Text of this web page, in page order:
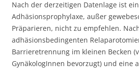
Nach der derzeitigen Datenlage ist
Adhäsionsprophylaxe, außer
Präparieren, nicht zu empfehlen.
adhäsionsbedingenten
Barrieretrennung im kleinen Becken
GynäkologInnen bevorzugt) und eine